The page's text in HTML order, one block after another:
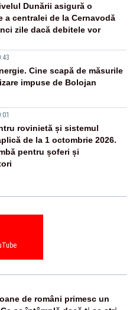
Dunării asigură o
a centralei de la Cernavodă
zile dacă debitele vor
Cine scapă de măsurile
impuse de Bolojan
rovinietă și sistemul
de la 1 octombrie 2026.
pentru șoferi și
de români primesc un